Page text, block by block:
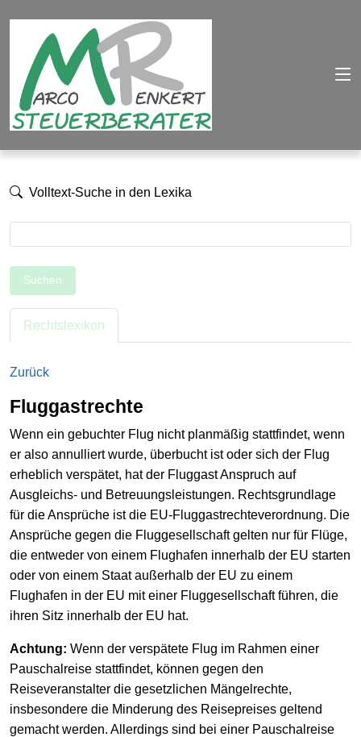
Volltext-Suche in den Lexika
Suchen
Rechtslexikon
Zurück
Fluggastrechte
Wenn ein gebuchter Flug nicht planmäßig stattfindet, wenn
er also annulliert wurde, überbucht ist oder sich der Flug
erheblich verspätet, hat der Fluggast Anspruch auf
Ausgleichs- und Betreuungsleistungen. Rechtsgrundlage
für die Ansprüche ist die EU-Fluggastrechteverordnung. Die
Ansprüche gegen die Fluggesellschaft gelten nur für Flüge,
die entweder von einem Flughafen innerhalb der EU starten
oder von einem Staat außerhalb der EU zu einem
Flughafen in der EU mit einer Fluggesellschaft führen, die
ihren Sitz innerhalb der EU hat.
Achtung: Wenn der verspätete Flug im Rahmen einer
Pauschalreise stattfindet, können gegen den
Reiseveranstalter die gesetzlichen Mängelrechte,
insbesondere die Minderung des Reisepreises geltend
gemacht werden. Allerdings sind bei einer Pauschalreise